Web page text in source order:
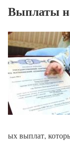
Выплаты
ых выплат,